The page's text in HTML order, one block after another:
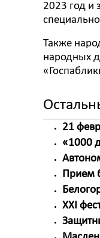
2023 год и
Также
народных
21
«1000
Прием
ХХI